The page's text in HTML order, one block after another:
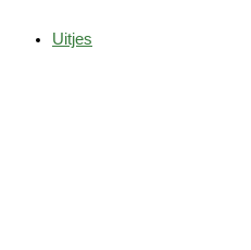
Uitjes